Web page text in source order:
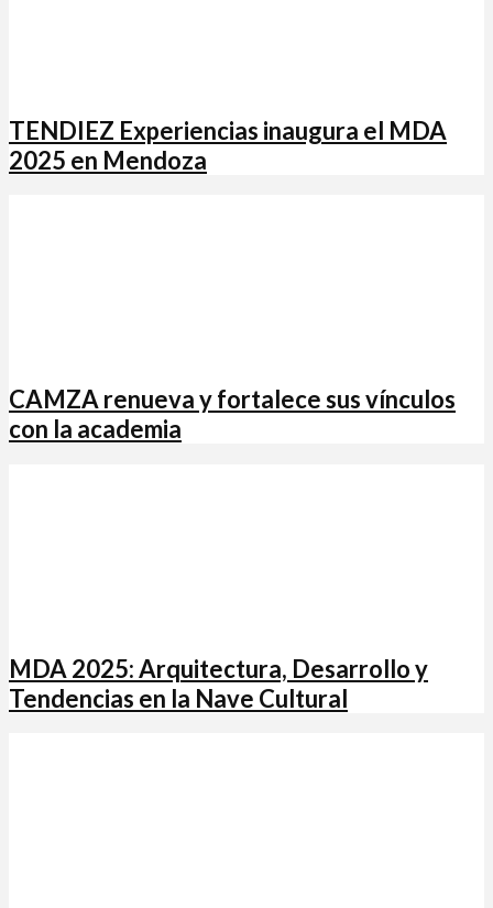
TENDIEZ Experiencias inaugura el MDA
2025 en Mendoza
CAMZA renueva y fortalece sus vínculos
con la academia
MDA 2025: Arquitectura, Desarrollo y
Tendencias en la Nave Cultural